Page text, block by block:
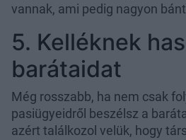
vannak, ami pedig nagyon
5. Kelléknek
barátaidat
Még rosszabb, ha nem csak
pasiügyeidről beszélsz a
azért találkozol velük, hogy